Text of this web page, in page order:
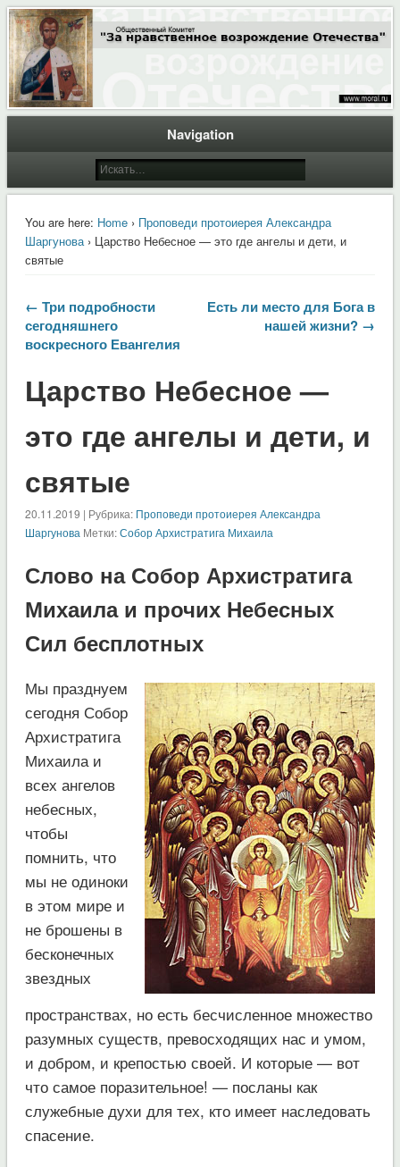
Moral.Ru
Общественный Комитет "За нравственное возрождение Отечества"
Navigation
You are here: Home› Проповеди протоиерея Александра
Шаргунова› Царство Небесное — это где ангелы и дети, и
святые
← Три подробности
сегодняшнего
воскресного Евангелия
Есть ли место для Бога в
нашей жизни? →
Царство Небесное —
это где ангелы и дети, и
святые
20.11.2019 | Рубрика: Проповеди протоиерея Александра
Шаргунова Метки:Собор Архистратига Михаила
Слово на Собор Архистратига
Михаила и прочих Небесных
Сил бесплотных
Мы празднуем
сегодня Собор
Архистратига
Михаила и
всех ангелов
небесных,
чтобы
помнить, что
мы не одиноки
в этом мире и
не брошены в
бесконечных
звездных
пространствах, но есть бесчисленное множество
разумных существ, превосходящих нас и умом,
и добром, и крепостью своей. И которые — вот
что самое поразительное! — посланы как
служебные духи для тех, кто имеет наследовать
спасение.